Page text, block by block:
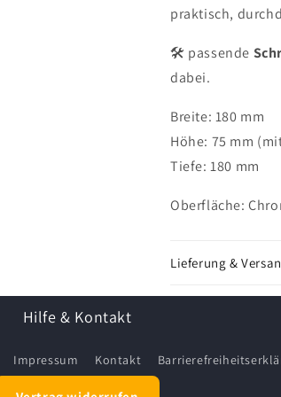
praktisch,
🛠️ passende
dabei.
Breite: 180 mm
Höhe: 75 mm
Tiefe: 180 mm
Oberfläche:
Lieferung &
Hilfe & Kontakt
Impressum Kontakt